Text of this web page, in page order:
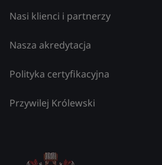
Nasi klienci i partnerzy
Nasza akredytacja
Polityka certyfikacyjna
Przywilej Królewski